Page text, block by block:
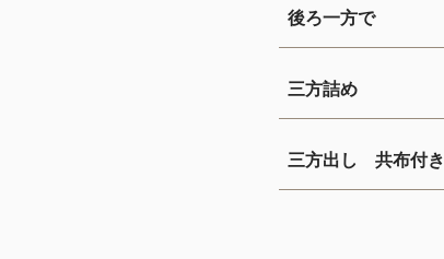
後ろ一方で
三方詰め
三方出し 共布付き